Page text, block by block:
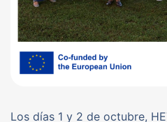
Los días 1 y 2 de octubre,